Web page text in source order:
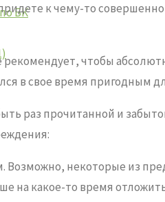
БК
к чему-то
чтобы
в свое время пригодным
раз прочитанной и
некоторые из
на какое-то время